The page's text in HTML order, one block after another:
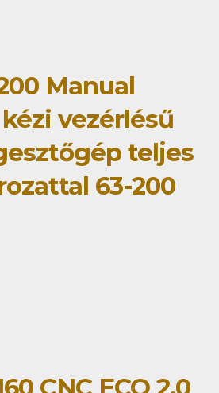
Manual
vezérlésű
teljes
63-200